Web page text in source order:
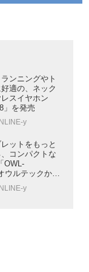
ンニングやト
適の、ネック
スイヤホン
」を発売
y
ットをもっと
コンパクトな
OWL-
ウルテックから
y